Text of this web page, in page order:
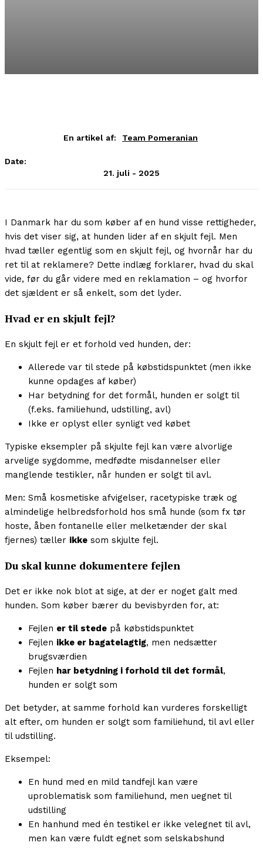
En artikel af: Team Pomeranian
Date:
21. juli - 2025
I Danmark har du som køber af en hund visse rettigheder,
hvis det viser sig, at hunden lider af en skjult fejl. Men
hvad tæller egentlig som en skjult fejl, og hvornår har du
ret til at reklamere? Dette indlæg forklarer, hvad du skal
vide, før du går videre med en reklamation – og hvorfor
det sjældent er så enkelt, som det lyder.
Hvad er en skjult fejl?
En skjult fejl er et forhold ved hunden, der:
Allerede var til stede på købstidspunktet (men ikke
kunne opdages af køber)
Har betydning for det formål, hunden er solgt til
(f.eks. familiehund, udstilling, avl)
Ikke er oplyst eller synligt ved købet
Typiske eksempler på skjulte fejl kan være alvorlige
arvelige sygdomme, medfødte misdannelser eller
manglende testikler, når hunden er solgt til avl.
Men: Små kosmetiske afvigelser, racetypiske træk og
almindelige helbredsforhold hos små hunde (som fx tør
hoste, åben fontanelle eller melketænder der skal
fjernes) tæller ikke som skjulte fejl.
Du skal kunne dokumentere fejlen
Det er ikke nok blot at sige, at der er noget galt med
hunden. Som køber bærer du bevisbyrden for, at:
Fejlen er til stede på købstidspunktet
Fejlen ikke er bagatelagtig, men nedsætter
brugsværdien
Fejlen har betydning i forhold til det formål,
hunden er solgt som
Det betyder, at samme forhold kan vurderes forskelligt
alt efter, om hunden er solgt som familiehund, til avl eller
til udstilling.
Eksempel:
En hund med en mild tandfejl kan være
uproblematisk som familiehund, men uegnet til
udstilling
En hanhund med én testikel er ikke velegnet til avl,
men kan være fuldt egnet som selskabshund